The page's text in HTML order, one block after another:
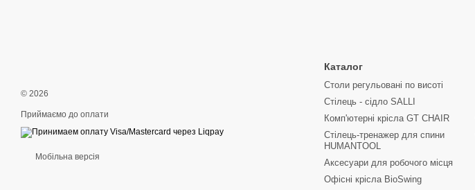
© 2026
Приймаємо до оплати
Мобільна версія
Каталог
Столи регульовані по висоті
Стілець - сідло SALLI
Комп'ютерні крісла GT CHAIR
Стілець-тренажер для спини
HUMANTOOL
Аксесуари для робочого місця
Офісні крісла BioSwing